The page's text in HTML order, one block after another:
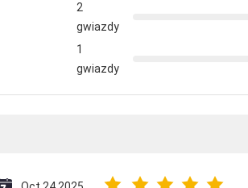
2
gwiazdy
1
gwiazdy